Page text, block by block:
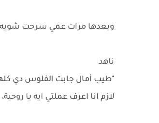
وبعدها مرات عمي سرحت شويه
ناهد
"طيب أمال جابت الفلوس دي
لازم انا اعرف عملتي ايه يا